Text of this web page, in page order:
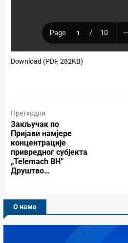
Download (PDF, 282KB)
Претходни
Закључак по
Пријави намјере
концентрације
привредног субјекта
„Telemach BH”
Друштво…
О нама